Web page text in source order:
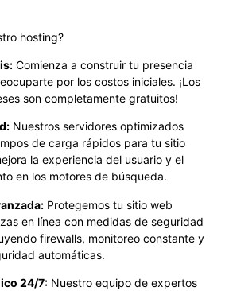
hosting?
Comienza a construir tu presencia
por los costos iniciales. ¡Los
son completamente gratuitos!
Nuestros servidores optimizados
de carga rápidos para tu sitio
la experiencia del usuario y el
en los motores de búsqueda.
Protegemos tu sitio web
en línea con medidas de seguridad
firewalls, monitoreo constante y
automáticas.
24/7: Nuestro equipo de expertos